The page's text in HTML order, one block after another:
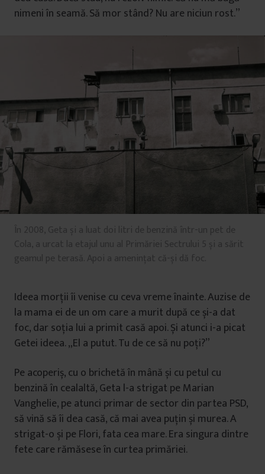
nimeni în seamă. Să mor stând? Nu are niciun rost.”
În 2008, Geta și a luat doi litri de benzină într-un pet de
Cola, a urcat la etajul unu al Primăriei Sectrului 5 și a sărit
geamul pe terasă. Apoi a amenințat că-și dă foc.
Ideea morții îi venise cu ceva vreme înainte. Auzise de
la mama ei de un om care a murit după ce și-a dat
foc, dar soția lui a primit casă apoi. Și atunci i-a picat
Getei ideea. „El a putut. Tu de ce să nu poți?”
Pe acoperiș, cu o brichetă în mână și cu petul cu
benzină în cealaltă, Geta l-a strigat pe Marian
Vanghelie, pe atunci primar de sector din partea PSD,
să vină să îi dea casă, că mai avea puțin și murea. A
strigat-o și pe Flori, fata cea mare. Era singura dintre
fete care rămăsese în curtea primăriei.